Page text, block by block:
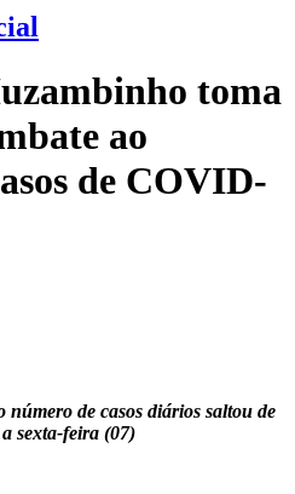
toma
ao
de COVID-
número de casos diários saltou de
sexta-feira (07)